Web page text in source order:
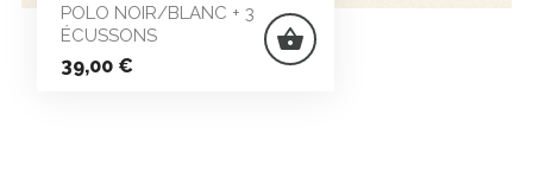
POLO NOIR/BLANC + 3
ÉCUSSONS
Prix
39,00 €
shopping_basket